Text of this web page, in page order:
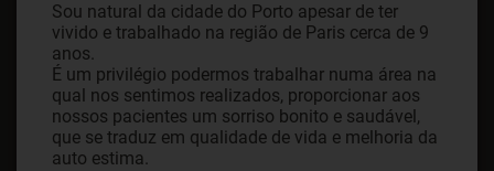
Sou natural da cidade do Porto apesar de ter
vivido e trabalhado na região de Paris cerca de 9
anos.
É um privilégio podermos trabalhar numa área na
qual nos sentimos realizados, proporcionar aos
nossos pacientes um sorriso bonito e saudável,
que se traduz em qualidade de vida e melhoria da
auto estima.